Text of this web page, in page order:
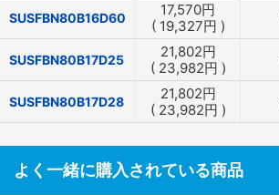
SUSFBN80B16D60 17,570円
( 19,327円 )
SUSFBN80B17D25 21,802円
( 23,982円 )
SUSFBN80B17D28 21,802円
( 23,982円 )
よく一緒に購入されている商品